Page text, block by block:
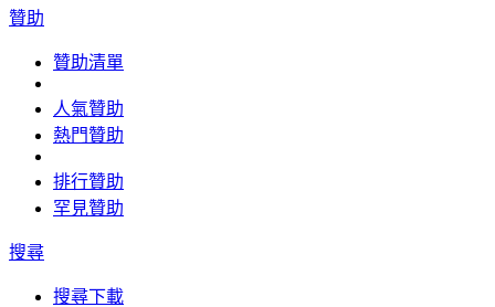
贊助
贊助清單
人氣贊助
熱門贊助
排行贊助
罕見贊助
搜尋
搜尋下載